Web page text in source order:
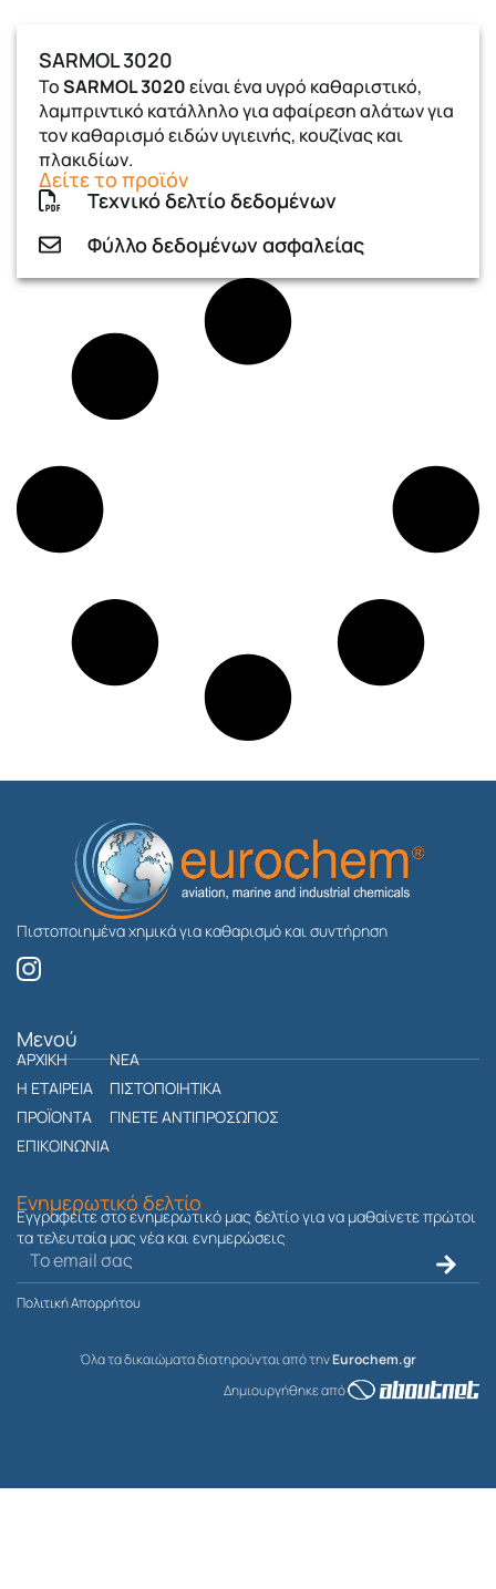
SARMOL 3020
ΤοSARMOL 3020είναι ένα υγρό καθαριστικό,
λαμπριντικό κατάλληλο για αφαίρεση αλάτων για
τoν καθαρισμό ειδών υγιεινής, κουζίνας και
πλακιδίων.
Δείτε το προϊόν
Τεχνικό δελτίο δεδομένων
Φύλλο δεδομένων ασφαλείας
Πιστοποιημένα χημικά για καθαρισμό και συντήρηση
I
n
t
a
g
r
a
m
Μενού
ΑΡΧΙΚΗ
Η ΕΤΑΙΡΕΙΑ
ΠΡΟΪΟΝΤΑ
ΕΠΙΚΟΙΝΩΝΙΑ
ΝΕΑ
ΠΙΣΤΟΠΟΙΗΤΙΚΑ
ΓΙΝΕΤΕ ΑΝΤΙΠΡΟΣΩΠΟΣ
Ενημερωτικό δελτίο
Εγγραφείτε στο ενημερωτικό μας δελτίο για να μαθαίνετε πρώτοι
τα τελευταία μας νέα και ενημερώσεις
Ηλεκτρονικό
ταχυδρομείο
Submit
Πολιτική Απορρήτου
Όλα τα δικαιώματα διατηρούνται από τηνEurochem.gr
Δημιουργήθηκε από